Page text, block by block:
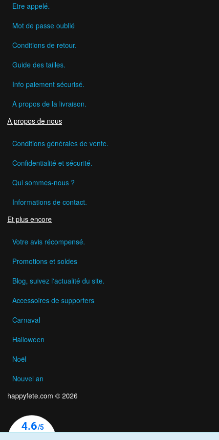
Etre appelé.
Mot de passe oublié
Conditions de retour.
Guide des tailles.
Info paiement sécurisé.
A propos de la livraison.
A propos de nous
Conditions générales de vente.
Confidentialité et sécurité.
Qui sommes-nous ?
Informations de contact.
Et plus encore
Votre avis récompensé.
Promotions et soldes
Blog, suivez l'actualité du site.
Accessoires de supporters
Carnaval
Halloween
Noël
Nouvel an
happyfete.com © 2026